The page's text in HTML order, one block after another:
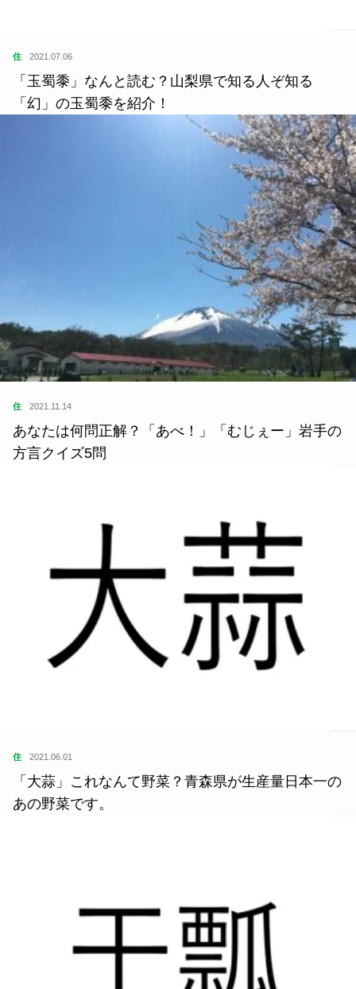
住 2021.07.06
「玉蜀黍」なんと読む？山梨県で知る人ぞ知る
「幻」の玉蜀黍を紹介！
住 2021.11.14
あなたは何問正解？「あべ！」「むじぇー」岩手の
方言クイズ5問
住 2021.06.01
「大蒜」これなんて野菜？青森県が生産量日本一の
あの野菜です。